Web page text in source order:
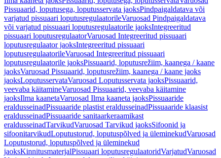
Pissuaarid, loputusega, loputusservata jaoksPindpaigaldatava või
varjatud pissuaari loputusregulaatorileVaruosad Pindpaigaldatava
või varjatud pissuaari loputusregulaatorile jaoksIntegreeritud
pissuaari loputusregulaatorVaruosad Integreeritud pissuaari
loputusregulaator jaoksIntegreeritud pissuaari
loputusregulaatorileVaruosad Integreeritud pissuaari
loputusregulaatorile jaoksPissuaarid, loputusrežiim, kaanega / kaane
jaoksVaruosad Pissuaarid, loputusrežiim, kaanega / kaane jaoks
jaoksLoputusservataVaruosad Loputusservata jaoksPissuaarid,
veevaba käitamineVaruosad Pissuaarid, veevaba käitamine
jaoksIlma kaanetaVaruosad Ilma kaaneta jaoksPissuaaride
eraldusseinadPissuaaride plastist eraldusseinadPissuaaride klaasist
eraldusseinadPissuaaride sanitaarkeraamikast
eraldusseinadTarvikudVaruosad Tarvikud jaoksSifoonid ja
sifoonitarvikudLoputustorud, loputuspõlved ja üleminekudVaruosad
Loputustorud, loputuspõlved ja üleminekud
jaoksKinnitusmaterjalPissuaari loputusregulaatoridVarjatudVaruosad